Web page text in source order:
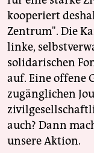
kooperiert
Zentrum". Die
linke,
solidarischen
auf. Eine offene
zugänglichen
auch? Dann
unsere Aktion.